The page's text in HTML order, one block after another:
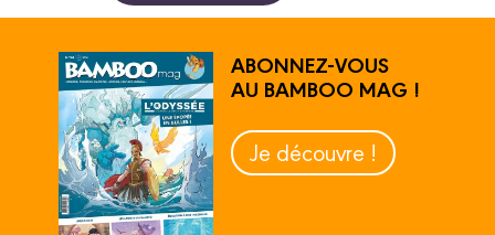
ABONNEZ-VOUS
AU BAMBOO MAG !
Je découvre !